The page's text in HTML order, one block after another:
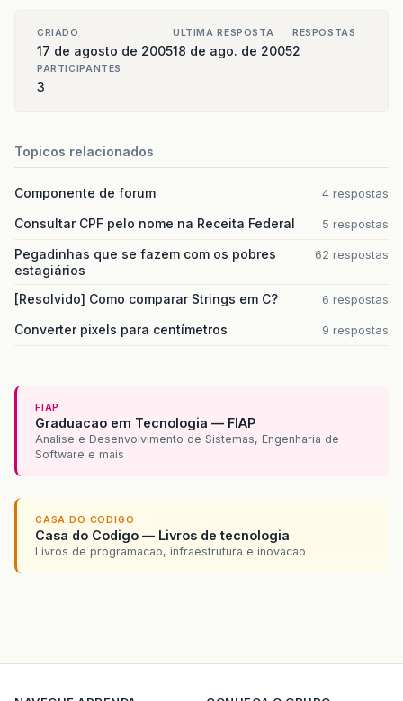
CRIADO
17 de agosto de 2005
ULTIMA RESPOSTA
18 de ago. de 2005
RESPOSTAS
2
PARTICIPANTES
3
Topicos relacionados
Componente de forum 4 respostas
Consultar CPF pelo nome na Receita Federal 5 respostas
Pegadinhas que se fazem com os pobres
estagiários
62 respostas
[Resolvido] Como comparar Strings em C? 6 respostas
Converter pixels para centímetros 9 respostas
FIAP
Graduacao em Tecnologia — FIAP
Analise e Desenvolvimento de Sistemas, Engenharia de
Software e mais
CASA DO CODIGO
Casa do Codigo — Livros de tecnologia
Livros de programacao, infraestrutura e inovacao